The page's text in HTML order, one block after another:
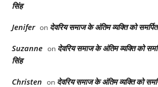
सिंह
Jenifer on देवरिय समाज के अंतिम व्यक्ति को
Suzanne on देवरिय समाज के अंतिम व्यक्ति को
सिंह
Christen on देवरिय समाज के अंतिम व्यक्ति को